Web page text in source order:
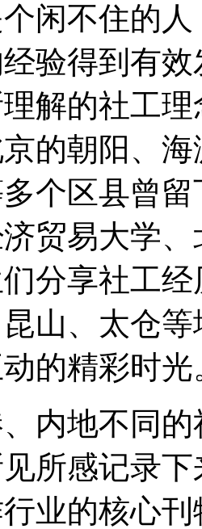
闲不住的
验得到有
解的社工
的朝阳、
个区县曾
贸易大学
分享社工
山、太仓
的精彩时光
内地不同
所感记录
业的核心